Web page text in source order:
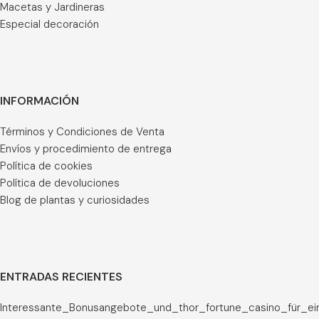
Macetas y Jardineras
Especial decoración
INFORMACIÓN
Términos y Condiciones de Venta
Envíos y procedimiento de entrega
Política de cookies
Política de devoluciones
Blog de plantas y curiosidades
ENTRADAS RECIENTES